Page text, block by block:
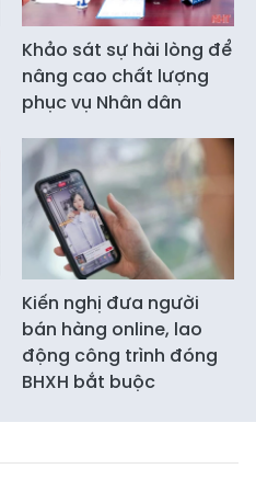
Khảo sát sự hài lòng để
nâng cao chất lượng
phục vụ Nhân dân
Kiến nghị đưa người
bán hàng online, lao
động công trình đóng
BHXH bắt buộc